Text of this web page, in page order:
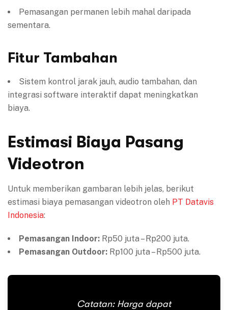
Pemasangan permanen lebih mahal daripada
sementara.
Fitur Tambahan
Sistem kontrol jarak jauh, audio tambahan, dan
integrasi software interaktif dapat meningkatkan
biaya.
Estimasi Biaya Pasang
Videotron
Untuk memberikan gambaran lebih jelas, berikut
estimasi biaya pemasangan videotron oleh PT Datavis
Indonesia:
Pemasangan Indoor: Rp50 juta – Rp200 juta.
Pemasangan Outdoor: Rp100 juta – Rp500 juta.
Catatan: Harga dapat